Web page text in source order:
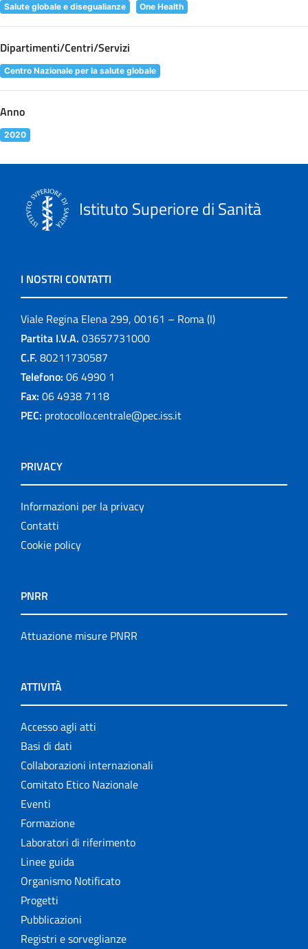
Salute globale e disegualianze One Health
Dipartimenti/Centri/Servizi
Centro Nazionale per la salute globale
Anno
2020
Istituto Superiore di Sanità
I NOSTRI CONTATTI
Viale Regina Elena 299, 00161 – Roma (I)
Partita I.V.A. 03657731000
C.F. 80211730587
Telefono: 06 4990 1
Fax: 06 4938 7118
PEC: protocollo.centrale@pec.iss.it
PRIVACY
Informazioni per la privacy
Contatti
Cookie policy
PNRR
Attuazione misure PNRR
ATTIVITÀ
Accesso agli atti
Basi di dati
Collaborazioni internazionali
Comitato Etico Nazionale
Eventi
Formazione
Laboratori di riferimento
Linee guida
Organismo Notificato
Progetti
Pubblicazioni
Registri e sorveglianze